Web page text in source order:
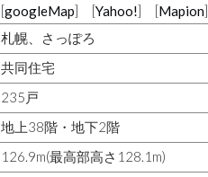
[googleMap] [Yahoo!] [Mapion]
札幌、さっぽろ
共同住宅
235戸
地上38階・地下2階
126.9m(最高部高さ128.1m)